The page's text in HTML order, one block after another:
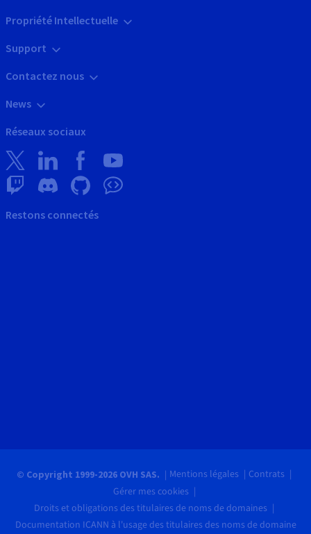
Propriété Intellectuelle
Support
Contactez nous
News
Réseaux sociaux
Restons connectés
© Copyright 1999-2026 OVH SAS. Mentions légales
Contrats
Gérer mes cookies
Droits et obligations des titulaires de noms de domaines
Documentation ICANN à l'usage des titulaires des noms de domaine